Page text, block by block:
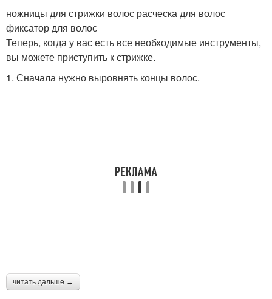
ножницы для стрижки волос расческа для волос
фиксатор для волос
Теперь, когда у вас есть все необходимые инструменты,
вы можете приступить к стрижке.
1. Сначала нужно выровнять концы волос.
читать дальше →